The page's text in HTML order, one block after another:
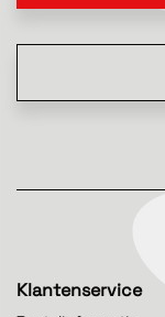
Klantenservice